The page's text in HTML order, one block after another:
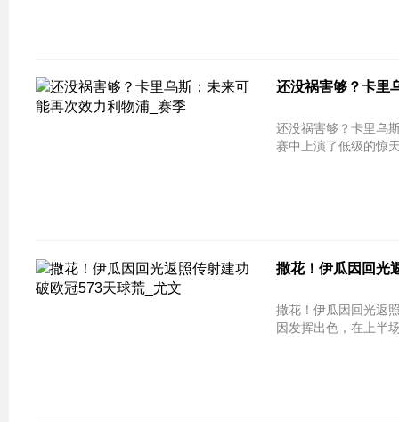
还没祸害够？卡里
还没祸害够？卡里乌斯：未来可能再
赛中上演了低级的惊
撒花！伊瓜因回光
撒花！伊瓜因回光返照传射建功 破欧
因发挥出色，在上半